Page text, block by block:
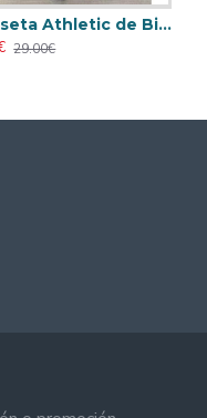
Camiseta Athletic de Bilbao 2024/2025 Alternativo Niño Kit
29.00€